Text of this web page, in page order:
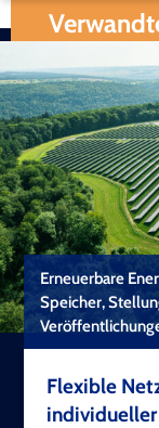
Erneuerbare
Speicher,
Flexible
individueller